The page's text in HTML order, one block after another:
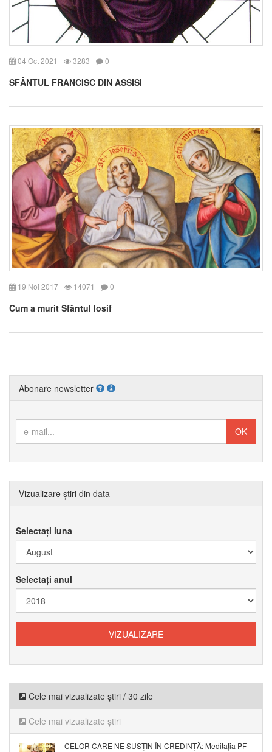
04 Oct 2021 3283 0
SFÂNTUL FRANCISC DIN ASSISI
19 Noi 2017 14071 0
Cum a murit Sfântul Iosif
Abonare newsletter
Vizualizare știri din data
Selectați luna
Selectați anul
Cele mai vizualizate știri / 30 zile
Cele mai vizualizate știri
CELOR CARE NE SUSȚIN ÎN CREDINȚĂ: Meditația PF